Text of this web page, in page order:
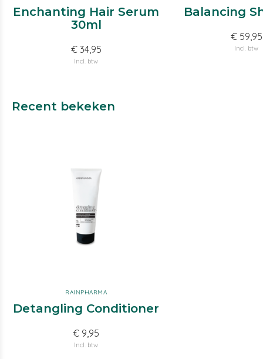
Enchanting Hair Serum
30ml
€ 34,95
Incl. btw
Balancing
€ 59,95
Incl. btw
Recent bekeken
RAINPHARMA
Detangling Conditioner
€ 9,95
Incl. btw